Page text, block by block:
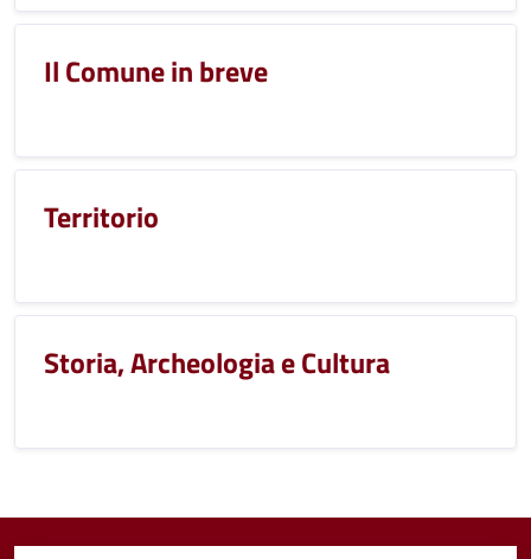
Il Comune in breve
Territorio
Storia, Archeologia e Cultura